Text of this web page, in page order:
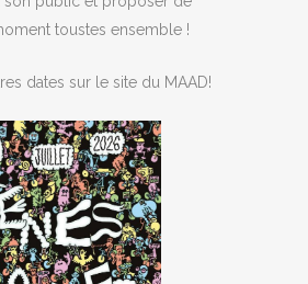
toustes ensemble !
dates sur le site du MAAD!